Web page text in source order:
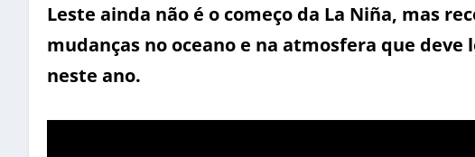
Leste ainda não é o começo da La Niña, mas
mudanças no oceano e na atmosfera que
neste ano.